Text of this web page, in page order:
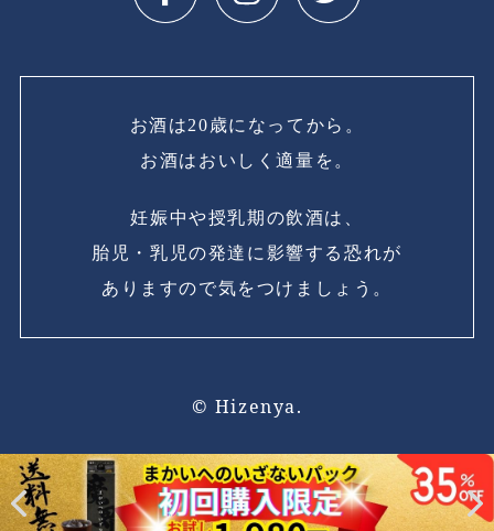
お酒は20歳になってから。
お酒はおいしく適量を。
妊娠中や授乳期の飲酒は、
胎児・乳児の発達に影響する恐れが
ありますので気をつけましょう。
© Hizenya.